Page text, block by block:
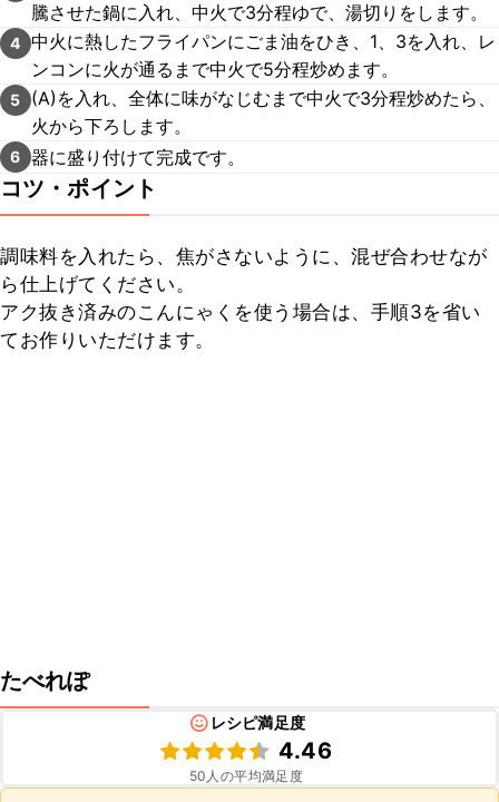
騰させた鍋に入れ、中火で3分程ゆで、湯切りをします。
4 中火に熱したフライパンにごま油をひき、1、3を入れ、レ
ンコンに火が通るまで中火で5分程炒めます。
5
(A)を入れ、全体に味がなじむまで中火で3分程炒めたら、
火から下ろします。
6 器に盛り付けて完成です。
コツ・ポイント
調味料を入れたら、焦がさないように、混ぜ合わせなが
ら仕上げてください。
アク抜き済みのこんにゃくを使う場合は、手順3を省い
てお作りいただけます。
たべれぽ
レシピ満足度
4.46
50 人の平均満足度